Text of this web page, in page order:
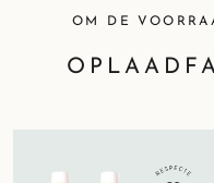
OM DE